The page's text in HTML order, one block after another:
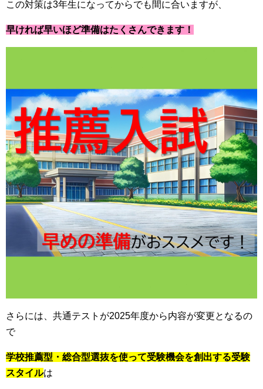
この対策は3年生になってからでも間に合いますが、
早ければ早いほど準備はたくさんできます！
さらには、共通テストが2025年度から内容が変更となるの
で
学校推薦型・総合型選抜を使って受験機会を創出する受験
スタイルは